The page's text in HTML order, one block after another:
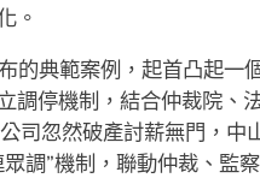
。
的典範案例，起首凸起一
調停機制，結合仲裁院、
司忽然破產討薪無門，中
眾調”機制，聯動仲裁、監